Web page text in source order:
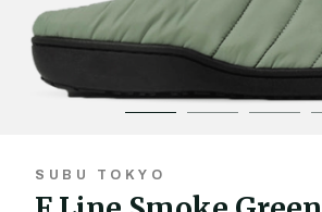
SUBU TOKYO